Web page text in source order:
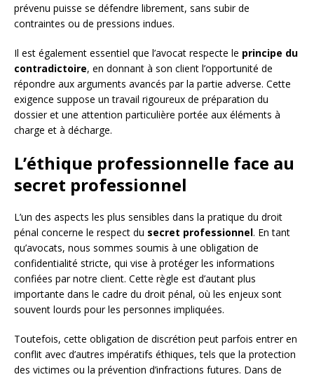
prévenu puisse se défendre librement, sans subir de
contraintes ou de pressions indues.
Il est également essentiel que l’avocat respecte le principe du
contradictoire, en donnant à son client l’opportunité de
répondre aux arguments avancés par la partie adverse. Cette
exigence suppose un travail rigoureux de préparation du
dossier et une attention particulière portée aux éléments à
charge et à décharge.
L’éthique professionnelle face au
secret professionnel
L’un des aspects les plus sensibles dans la pratique du droit
pénal concerne le respect du secret professionnel. En tant
qu’avocats, nous sommes soumis à une obligation de
confidentialité stricte, qui vise à protéger les informations
confiées par notre client. Cette règle est d’autant plus
importante dans le cadre du droit pénal, où les enjeux sont
souvent lourds pour les personnes impliquées.
Toutefois, cette obligation de discrétion peut parfois entrer en
conflit avec d’autres impératifs éthiques, tels que la protection
des victimes ou la prévention d’infractions futures. Dans de